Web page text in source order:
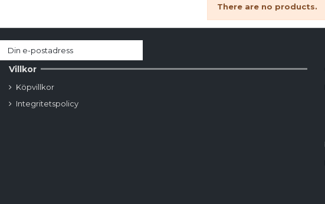
There are no products.
Villkor
Köpvillkor
Integritetspolicy